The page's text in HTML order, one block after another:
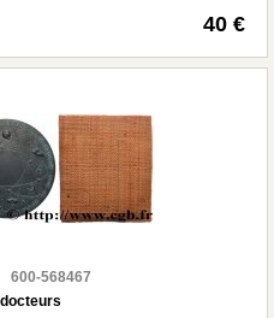
40 €
600-568467